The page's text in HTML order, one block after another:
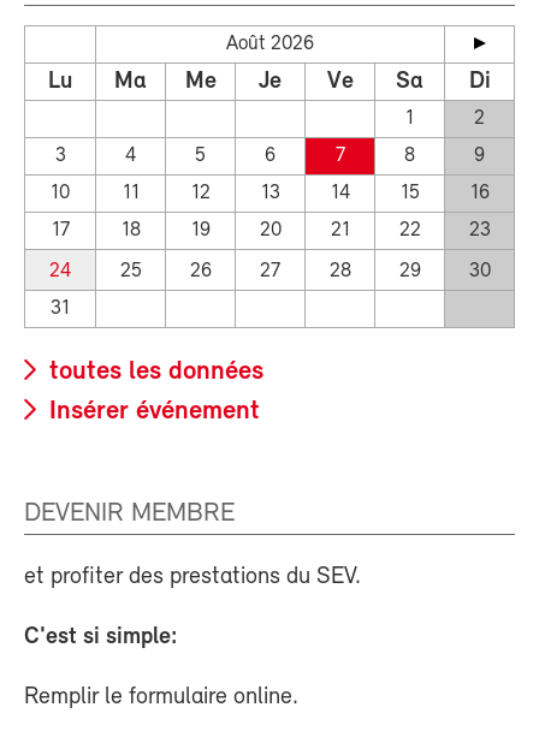
Août 2026
Lu Ma Me Je Ve Sa Di
1
2
3
4 5 6 7 8
9
10
11 12 13 14 15
16
17
18 19 20 21 22
23
24
25 26 27 28 29
30
31
toutes les données
Insérer événement
DEVENIR MEMBRE
et profiter des prestations du SEV.
C'est si simple:
Remplir le formulaire online.